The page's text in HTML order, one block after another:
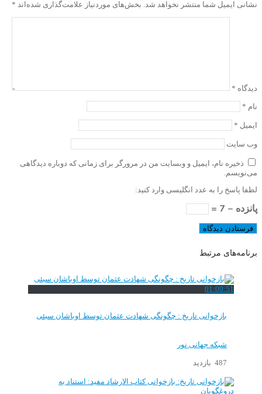
نشانی ایمیل شما منتشر نخواهد شد. بخش‌های موردنیاز علامت‌گذاری شده‌اند *
دیدگاه *
نام *
ایمیل *
وب‌ سایت
ذخیره نام، ایمیل و وبسایت من در مرورگر برای زمانی که دوباره دیدگاهی
می‌نویسم.
لطفا پاسخ را به عدد انگلیسی وارد کنید:
پانزده − 7 =
برنامه‌های مرتبط
01:00:51
بازخوانی تاریخ : چگونگی شهادت عثمان توسط اوباشان سبئی
شبکه جهانی نور
487 بازدید